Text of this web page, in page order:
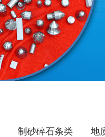
制砂碎石条类
地